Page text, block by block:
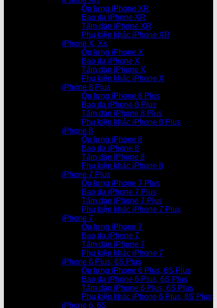
Ốp lưng iPhone XR
Bao da iPhone XR
Tấm dán iPhone XR
Phụ kiện khác iPhone XR
iPhone X, Xs
Ốp lưng iPhone X
Bao da iPhone X
Tấm dán iPhone X
Phụ kiện khác iPhone X
iPhone 8 Plus
Ốp lưng iPhone 8 Plus
Bao da iPhone 8 Plus
Tấm dán iPhone 8 Plus
Phụ kiện khác iPhone 8 Plus
iPhone 8
Ốp lưng iPhone 8
Bao da iPhone 8
Tấm dán iPhone 8
Phụ kiện khác iPhone 8
iPhone 7 Plus
Ốp lưng iPhone 7 Plus
Bao da iPhone 7 Plus
Tấm dán iPhone 7 Plus
Phụ kiện khác iPhone 7 Plus
iPhone 7
Ốp lưng iPhone 7
Bao da iPhone 7
Tấm dán iPhone 7
Phụ kiện khác iPhone 7
iPhone 6 Plus, 6S Plus
Ốp lưng iPhone 6 Plus, 6S Plus
Bao da iPhone 6 Plus, 6S Plus
Tấm dán iPhone 6 Plus, 6S Plus
Phụ kiện khác iPhone 6 Plus, 6S Plus
iPhone 6, 6S